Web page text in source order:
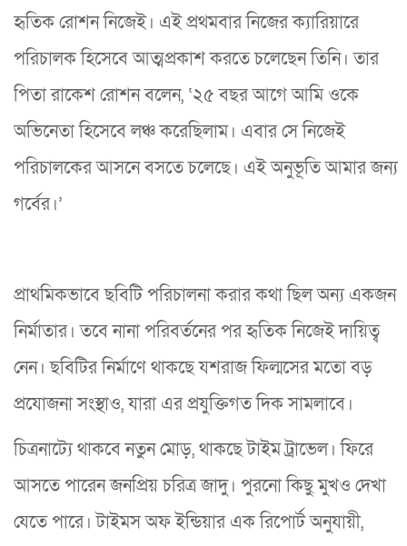
হৃতিক রোশন নিজেই। এই প্রথমবার নিজের ক্যারিয়ারে
পরিচালক হিসেবে আত্মপ্রকাশ করতে চলেছেন তিনি। তার
পিতা রাকেশ রোশন বলেন, ‘২৫ বছর আগে আমি ওকে
অভিনেতা হিসেবে লঞ্চ করেছিলাম। এবার সে নিজেই
পরিচালকের আসনে বসতে চলেছে। এই অনুভূতি আমার জন্য
গর্বের।’
প্রাথমিকভাবে ছবিটি পরিচালনা করার কথা ছিল অন্য একজন
নির্মাতার। তবে নানা পরিবর্তনের পর হৃতিক নিজেই দায়িত্ব
নেন। ছবিটির নির্মাণে থাকছে যশরাজ ফিল্মসের মতো বড়
প্রযোজনা সংস্থাও, যারা এর প্রযুক্তিগত দিক সামলাবে।
চিত্রনাট্যে থাকবে নতুন মোড়, থাকছে টাইম ট্রাভেল। ফিরে
আসতে পারেন জনপ্রিয় চরিত্র জাদু। পুরনো কিছু মুখও দেখা
যেতে পারে। টাইমস অফ ইন্ডিয়ার এক রিপোর্ট অনুযায়ী,